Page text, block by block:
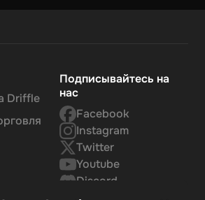
Driffle
Подписывайтесь на
нас
Facebook
Instagram
Twitter
Youtube
Discord